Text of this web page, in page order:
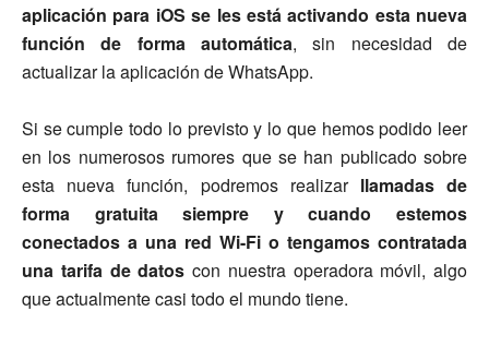
aplicación para iOS se les está activando esta nueva
función de forma automática, sin necesidad de
actualizar la aplicación de WhatsApp.
Si se cumple todo lo previsto y lo que hemos podido leer
en los numerosos rumores que se han publicado sobre
esta nueva función, podremos realizar llamadas de
forma gratuita siempre y cuando estemos
conectados a una red Wi-Fi o tengamos contratada
una tarifa de datos con nuestra operadora móvil, algo
que actualmente casi todo el mundo tiene.